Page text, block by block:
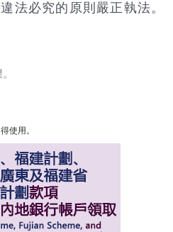
法必究的原則嚴正執法。
使用。